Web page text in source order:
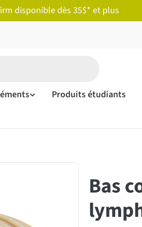
disponible dès 35$* et plus
Produits étudiants
Bas